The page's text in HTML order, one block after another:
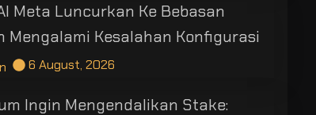
Meta Luncurkan Ke Bebasan
Mengalami Kesalahan Konfigurasi
6 August, 2026
Ingin Mengendalikan Stake: